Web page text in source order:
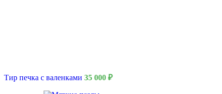
Тир печка с валенками 35 000 ₽